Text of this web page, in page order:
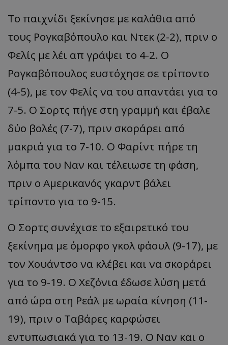
Το παιχνίδι ξεκίνησε με καλάθια από
τους Ρογκαβόπουλο και Ντεκ (2-2), πριν ο
Φελίς με λέι απ γράψει το 4-2. Ο
Ρογκαβόπουλος ευστόχησε σε τρίποντο
(4-5), με τον Φελίς να του απαντάει για το
7-5. Ο Σορτς πήγε στη γραμμή και έβαλε
δύο βολές (7-7), πριν σκοράρει από
μακριά για το 7-10. Ο Φαρίντ πήρε τη
λόμπα του Ναν και τέλειωσε τη φάση,
πριν ο Αμερικανός γκαρντ βάλει
τρίποντο για το 9-15.
Ο Σορτς συνέχισε το εξαιρετικό του
ξεκίνημα με όμορφο γκολ φάουλ (9-17), με
τον Χουάντσο να κλέβει και να σκοράρει
για το 9-19. Ο Χεζόνια έδωσε λύση μετά
από ώρα στη Ρεάλ με ωραία κίνηση (11-
19), πριν ο Ταβάρες καρφώσει
εντυπωσιακά για το 13-19. Ο Ναν και ο